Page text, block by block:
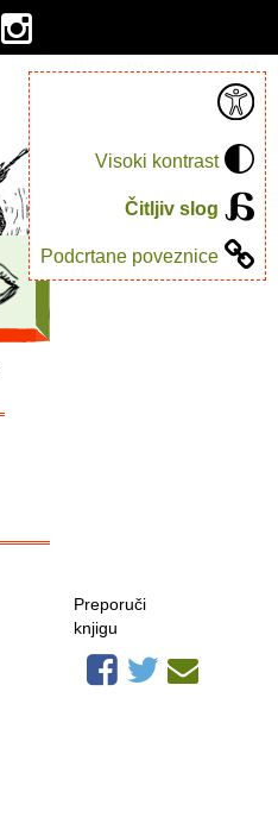
Visoki kontrast
Čitljiv slog
Podcrtane poveznice
Preporuči
knjigu